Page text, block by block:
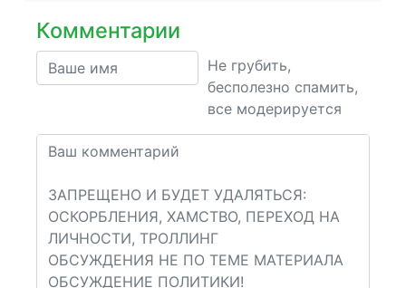
Комментарии
Не грубить,
бесполезно спамить,
все модерируется